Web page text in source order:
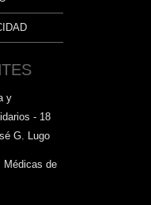
y
- 18
G. Lugo
Médicas de